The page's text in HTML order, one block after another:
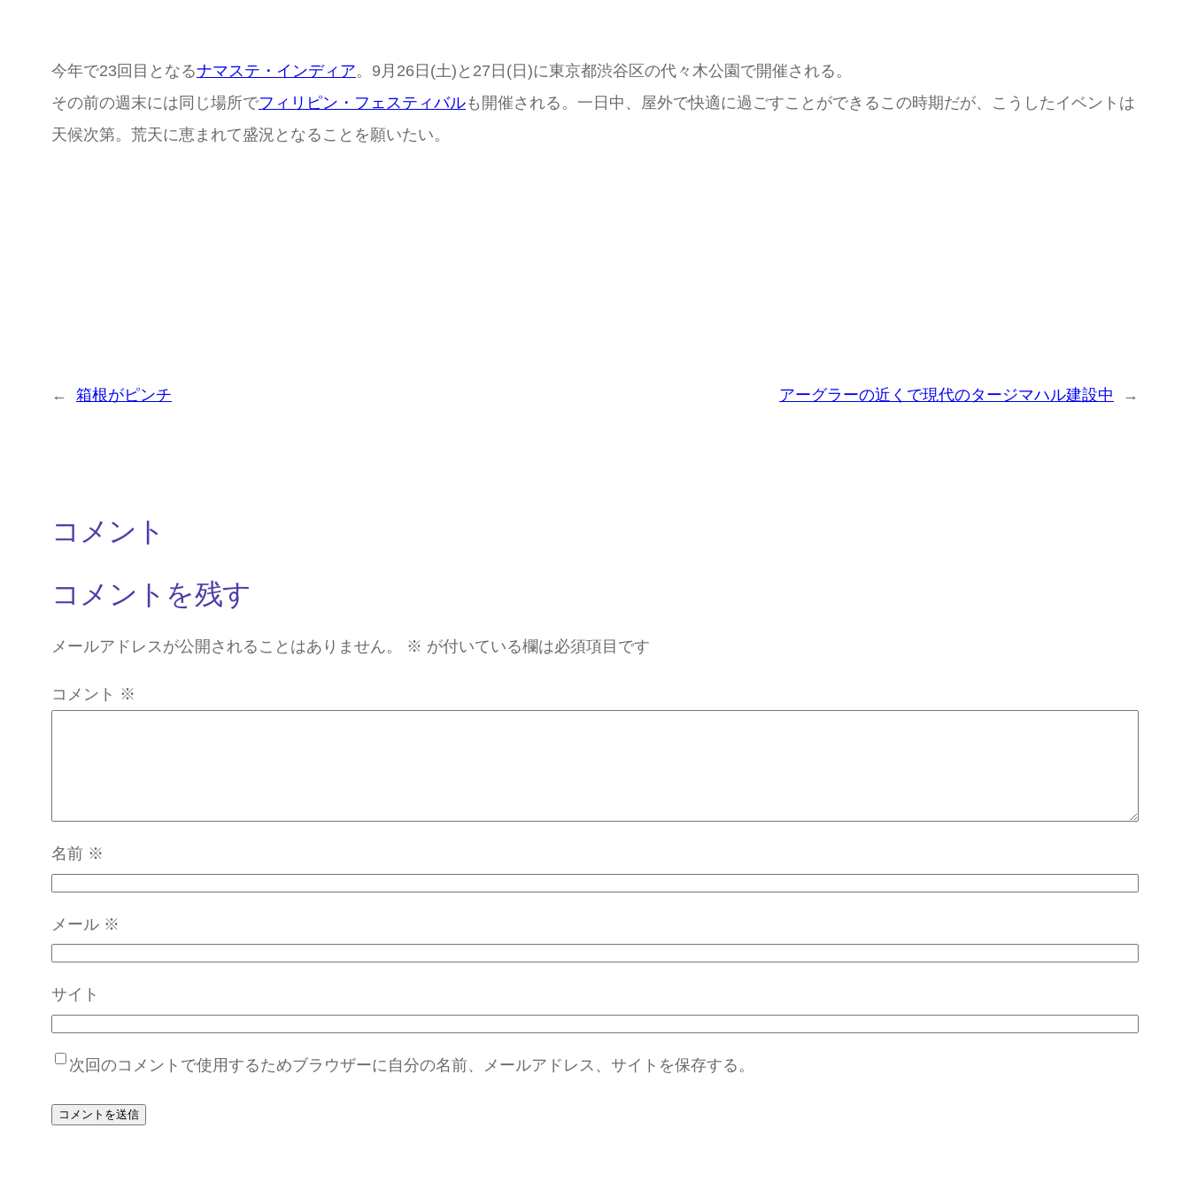
今年で23回目となるナマステ・インディア。9月26日(土)と27日(日)に東京都渋谷区の代々木公園で開催される。
その前の週末には同じ場所でフィリピン・フェスティバルも開催される。一日中、屋外で快適に過ごすことができるこの時期だが、こうしたイベントは
天候次第。荒天に恵まれて盛況となることを願いたい。
← 箱根がピンチ アーグラーの近くで現代のタージマハル建設中 →
コメント
コメントを残す
メールアドレスが公開されることはありません。 ※ が付いている欄は必須項目です
コメント ※
名前 ※
メール ※
サイト
次回のコメントで使用するためブラウザーに自分の名前、メールアドレス、サイトを保存する。